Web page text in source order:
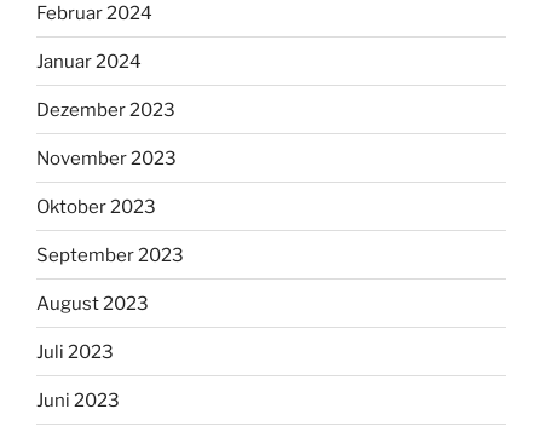
Februar 2024
Januar 2024
Dezember 2023
November 2023
Oktober 2023
September 2023
August 2023
Juli 2023
Juni 2023